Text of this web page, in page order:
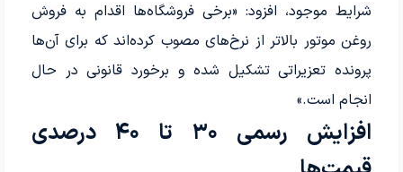
شرایط موجود، افزود: «برخی فروشگاه‌ها اقدام به فروش
روغن موتور بالاتر از نرخ‌های مصوب کرده‌اند که برای آن‌ها
پرونده تعزیراتی تشکیل شده و برخورد قانونی در حال
انجام است.»
افزایش رسمی ۳۰ تا ۴۰ درصدی